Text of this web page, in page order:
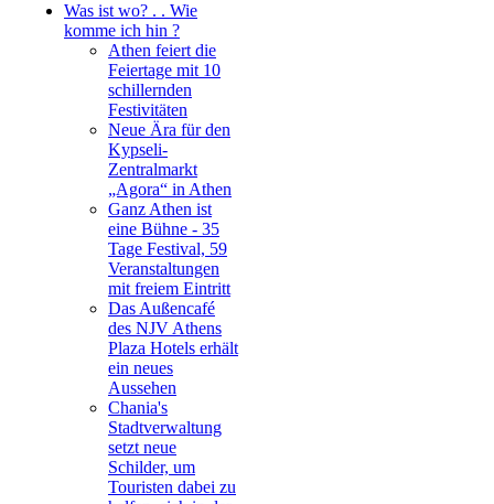
Was ist wo? . . Wie
komme ich hin ?
Athen feiert die
Feiertage mit 10
schillernden
Festivitäten
Neue Ära für den
Kypseli-
Zentralmarkt
„Agora“ in Athen
Ganz Athen ist
eine Bühne - 35
Tage Festival, 59
Veranstaltungen
mit freiem Eintritt
Das Außencafé
des NJV Athens
Plaza Hotels erhält
ein neues
Aussehen
Chania's
Stadtverwaltung
setzt neue
Schilder, um
Touristen dabei zu